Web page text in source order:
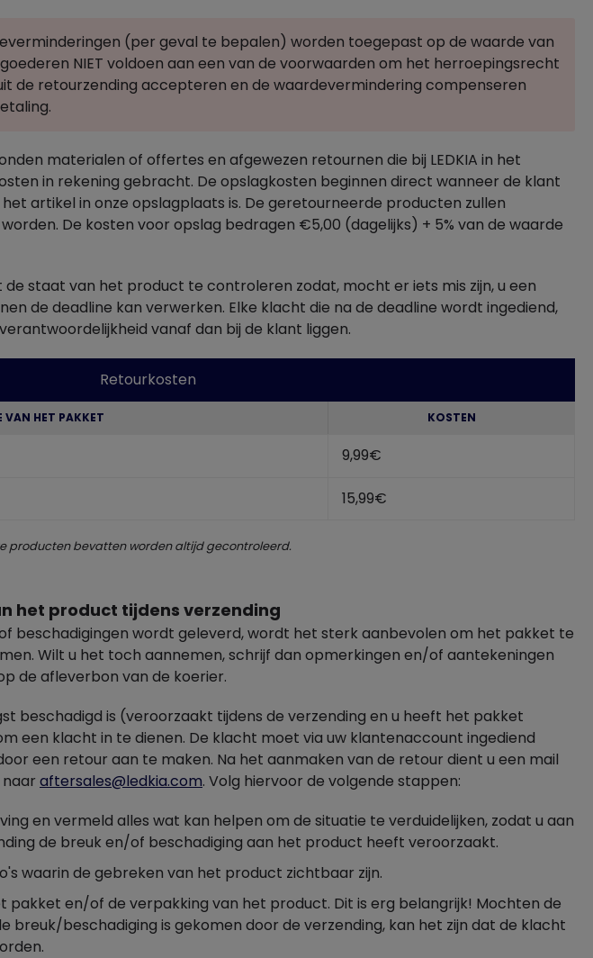
(per geval te bepalen) worden toegepast op de waarde van
NIET voldoen aan een van de voorwaarden om het herroepingsrecht
de retourzending accepteren en de waardevermindering compenseren
materialen of offertes en afgewezen retournen die bij LEDKIA in het
in rekening gebracht. De opslagkosten beginnen direct wanneer de klant
artikel in onze opslagplaats is. De geretourneerde producten zullen
De kosten voor opslag bedragen €5,00 (dagelijks) + 5% van de waarde
staat van het product te controleren zodat, mocht er iets mis zijn, u een
de deadline kan verwerken. Elke klacht die na de deadline wordt ingediend,
vanaf dan bij de klant liggen.
Retourkosten
VAN HET PAKKET KOSTEN
9,99€
15,99€
producten bevatten worden altijd gecontroleerd.
het product tijdens verzending
beschadigingen wordt geleverd, wordt het sterk aanbevolen om het pakket te
Wilt u het toch aannemen, schrijf dan opmerkingen en/of aantekeningen
de afleverbon van de koerier.
beschadigd is (veroorzaakt tijdens de verzending en u heeft het pakket
een klacht in te dienen. De klacht moet via uw klantenaccount ingediend
een retour aan te maken. Na het aanmaken van de retour dient u een mail
aftersales@ledkia.com. Volg hiervoor de volgende stappen:
en vermeld alles wat kan helpen om de situatie te verduidelijken, zodat u aan
de breuk en/of beschadiging aan het product heeft veroorzaakt.
waarin de gebreken van het product zichtbaar zijn.
pakket en/of de verpakking van het product. Dit is erg belangrijk! Mochten de
breuk/beschadiging is gekomen door de verzending, kan het zijn dat de klacht